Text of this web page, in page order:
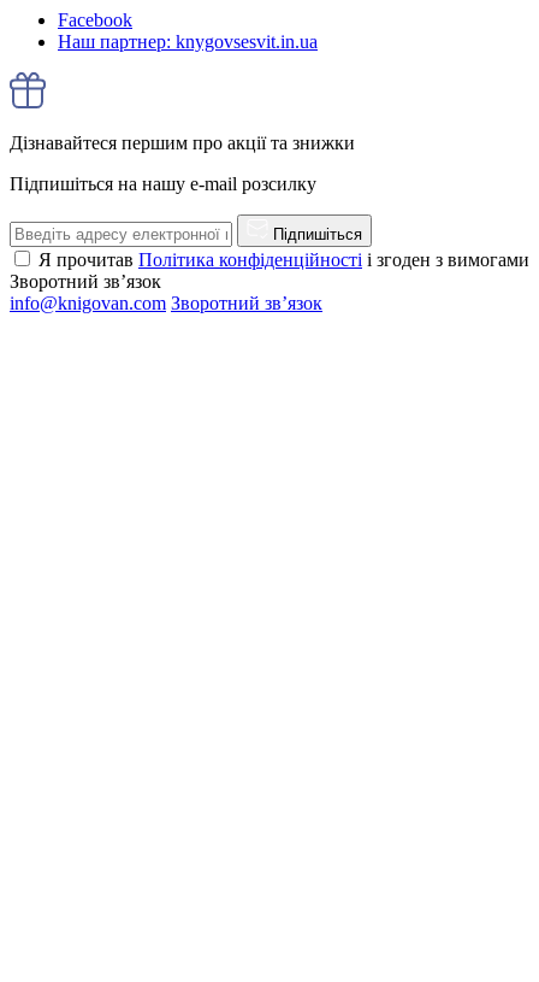
Facebook
Наш партнер: knygovsesvit.in.ua
Дізнавайтеся першим про акції та знижки
Підпишіться на нашу e-mail розсилку
Підпишіться
Я прочитав Політика конфіденційності і згоден з вимогами
Зворотний зв’язок
info@knigovan.com Зворотний зв’язок